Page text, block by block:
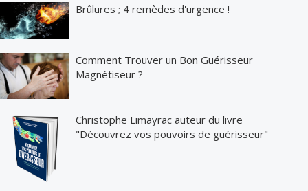
Brûlures ; 4 remèdes d'urgence !
Comment Trouver un Bon Guérisseur
Magnétiseur ?
Christophe Limayrac auteur du livre
"Découvrez vos pouvoirs de guérisseur"